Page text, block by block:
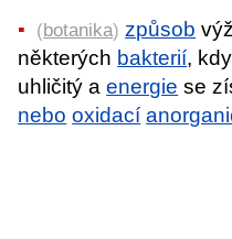
(botanika) způsob
některých bakterií,
uhličitý aenergie se
nebo oxidací